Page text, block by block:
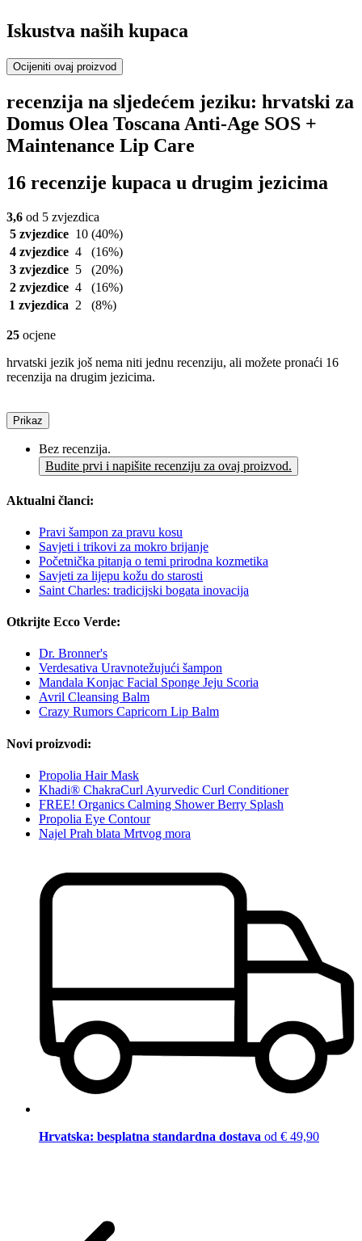
Iskustva naših kupaca
Ocijeniti ovaj proizvod
recenzija na sljedećem jeziku: hrvatski za
Domus Olea Toscana Anti-Age SOS +
Maintenance Lip Care
16 recenzije kupaca u drugim jezicima
3,6 od 5 zvjezdica
5 zvjezdice 10 (40%)
4 zvjezdice 4
(16%)
3 zvjezdice 5
(20%)
2 zvjezdice 4
(16%)
1 zvjezdica 2 (8%)
25 ocjene
hrvatski jezik još nema niti jednu recenziju, ali možete pronaći 16
recenzija na drugim jezicima.
Prikaz
Bez recenzija.
Budite prvi i napišite recenziju za ovaj proizvod.
Aktualni članci:
Pravi šampon za pravu kosu
Savjeti i trikovi za mokro brijanje
Početnička pitanja o temi prirodna kozmetika
Savjeti za lijepu kožu do starosti
Saint Charles: tradicijski bogata inovacija
Otkrijte Ecco Verde:
Dr. Bronner's
Verdesativa Uravnotežujući šampon
Mandala Konjac Facial Sponge Jeju Scoria
Avril Cleansing Balm
Crazy Rumors Capricorn Lip Balm
Novi proizvodi:
Propolia Hair Mask
Khadi® ChakraCurl Ayurvedic Curl Conditioner
FREE! Organics Calming Shower Berry Splash
Propolia Eye Contour
Najel Prah blata Mrtvog mora
Hrvatska: besplatna standardna dostava od € 49,90